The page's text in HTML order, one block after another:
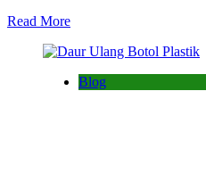
Read More
Blog